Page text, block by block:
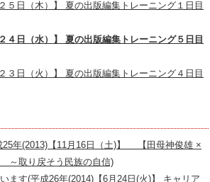
５日（木）】 夏の出版編集トレーニング１日目
４日（水）】 夏の出版編集トレーニング５日目
３日（火）】 夏の出版編集トレーニング４日目
25年(2013)【11月16日（土)】 【田母神俊雄 ×
～取り戻そう民族の自信)
ます(平成26年(2014)【6月24日(火)】 キャリア